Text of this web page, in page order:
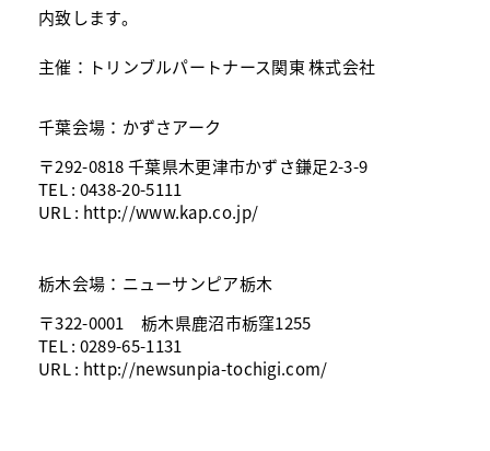
内致します。
主催：トリンブルパートナース関東 株式会社
千葉会場： かずさアーク
〒292-0818 千葉県木更津市かずさ鎌足2-3-9
TEL : 0438-20-5111
URL : http://www.kap.co.jp/
栃木会場： ニューサンピア栃木
〒322-0001 栃木県鹿沼市栃窪1255
TEL : 0289-65-1131
URL : http://newsunpia-tochigi.com/